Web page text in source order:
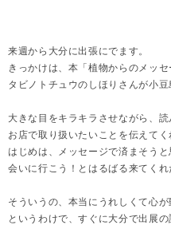
来週から大分に出張にでます。
きっかけは、本「植物からのメッ
タビノトチュウのしほりさんが小豆
大きな目をキラキラさせながら、
お店で取り扱いたいことを伝えてく
はじめは、メッセージで済まそう
会いに行こう！とはるばる来てくれ
そういうの、本当にうれしくて心が
というわけで、すぐに大分で出展の